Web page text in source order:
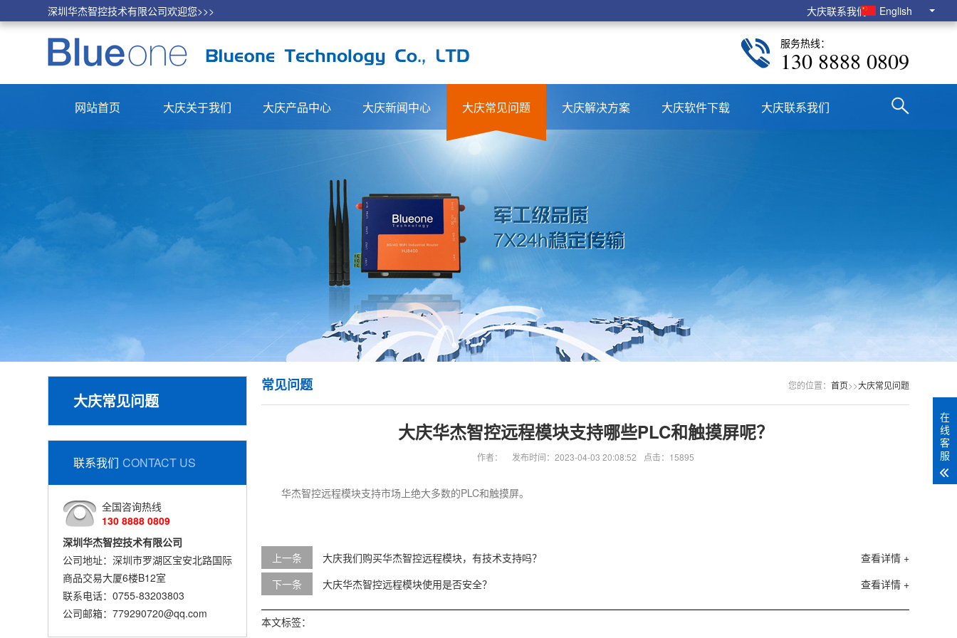
大庆联系我们 English
深圳华杰智控技术有限公司欢迎您>>>
服务热线：
130 8888 0809
网站首页 大庆关于我们 大庆产品中心 大庆新闻中心 大庆常见问题 大庆解决方案 大庆软件下载 大庆联系我们
大庆常见问题
联系我们 CONTACT US
全国咨询热线
130 8888 0809
深圳华杰智控技术有限公司
公司地址：深圳市罗湖区宝安北路国际
商品交易大厦6楼B12室
联系电话：0755-83203803
公司邮箱：779290720@qq.com
您的位置： 首页>>大庆常见问题
常见问题
大庆华杰智控远程模块支持哪些PLC和触摸屏呢？
作者： 发布时间：2023-04-03 20:08:52 点击：15895
华杰智控远程模块支持市场上绝大多数的PLC和触摸屏。
上一条 查看详情 +
大庆我们购买华杰智控远程模块，有技术支持吗？
下一条
查看详情 +
大庆华杰智控远程模块使用是否安全？
本文标签：
在
线
客
服